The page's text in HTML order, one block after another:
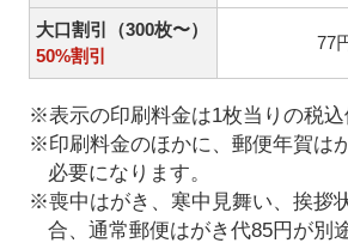
大口割引（300枚〜）
50%割引
77
※表示の印刷料金は1枚当りの税込
※印刷料金のほかに、郵便年賀は
必要になります。
※喪中はがき、寒中見舞い、挨拶
合、通常郵便はがき代85円が別